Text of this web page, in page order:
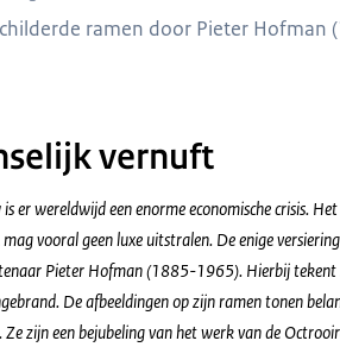
ramen door Pieter Hofman
vernuft
er wereldwijd een enorme economische crisis.
vooral geen luxe uitstralen. De enige
Pieter Hofman (1885-1965). Hierbij tekent
De afbeeldingen op zijn ramen tonen
zijn een bejubeling van het werk van de